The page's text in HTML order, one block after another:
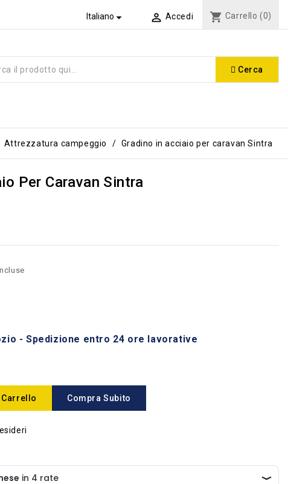
Italiano  Accedi shopping_cart Carrello (0)
Cerca
Attrezzatura campeggio Gradino in acciaio per caravan Sintra
Per Caravan Sintra
- Spedizione entro 24 ore lavorative
Compra Subito